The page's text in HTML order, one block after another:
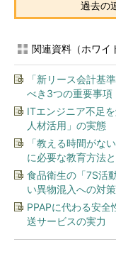
過去の
関連資料（ホワイ
「新リース会計基
べき3つの重要事項
ITエンジニア不足
人材活用」の実態
「教える時間がな
に必要な教育方法
食品衛生の「7S
い異物混入への対
PPAPに代わる安
送サービスの実力